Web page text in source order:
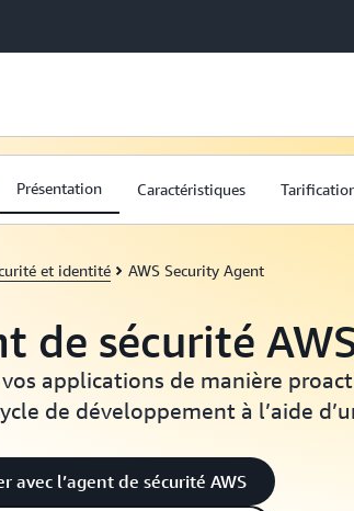
Présentation Caractéristiques
et identité AWS Security Agent
de sécurité
vos applications de manière
de développement à l’aide
avec l’agent de sécurité AWS